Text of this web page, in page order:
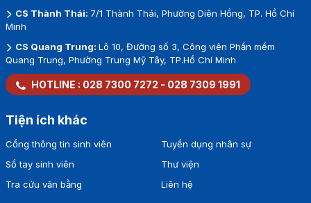
CS Thành Thái: 7/1 Thành Thái, Phường Diên Hồng, TP. Hồ Chí
Minh
CS Quang Trung: Lô 10, Đường số 3, Công viên Phần mềm
Quang Trung, Phường Trung Mỹ Tây, TP.Hồ Chí Minh
HOTLINE : 028 7300 7272 - 028 7309 1991
Tiện ích khác
Cổng thông tin sinh viên
Sổ tay sinh viên
Tra cứu văn bằng
Tuyển dụng nhân sự
Thư viện
Liên hệ